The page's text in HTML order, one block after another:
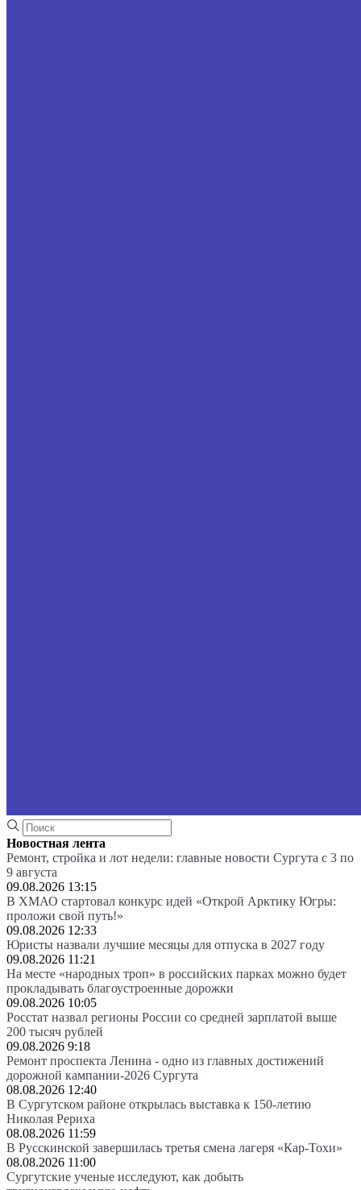
Новостная лента
Ремонт, стройка и лот недели: главные новости Сургута с 3 по
9 августа
09.08.2026 13:15
В ХМАО стартовал конкурс идей «Открой Арктику Югры:
проложи свой путь!»
09.08.2026 12:33
Юристы назвали лучшие месяцы для отпуска в 2027 году
09.08.2026 11:21
На месте «народных троп» в российских парках можно будет
прокладывать благоустроенные дорожки
09.08.2026 10:05
Росстат назвал регионы России со средней зарплатой выше
200 тысяч рублей
09.08.2026 9:18
Ремонт проспекта Ленина - одно из главных достижений
дорожной кампании-2026 Сургута
08.08.2026 12:40
В Сургутском районе открылась выставка к 150-летию
Николая Рериха
08.08.2026 11:59
В Русскинской завершилась третья смена лагеря «Кар-Тохи»
08.08.2026 11:00
Сургутские ученые исследуют, как добыть